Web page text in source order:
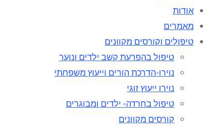
אודות
מאמרים
טיפולים וקורסים מקוונים
טיפול בהפרעת קשב ילדים ונוער
נוירו-הדרכת הורים וייעוץ משפחתי
נוירו ייעוץ זוגי
טיפול בחרדה- ילדים ומבוגרים
קורסים מקוונים